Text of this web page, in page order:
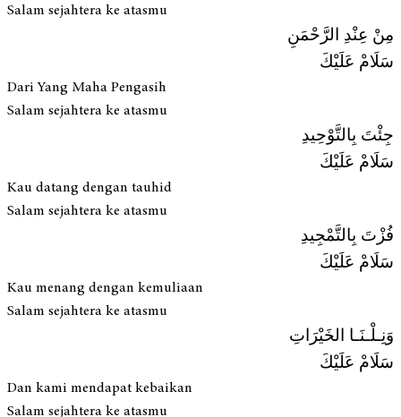
Salam sejahtera ke atasmu
مِنْ عِنْدِ الرَّحْمَنِ
سَلَامْ عَلَيْكَ
Dari Yang Maha Pengasih
Salam sejahtera ke atasmu
جِئْتَ بِالتَّوْحِيدِ
سَلَامْ عَلَيْكَ
Kau datang dengan tauhid
Salam sejahtera ke atasmu
فُزْتَ بِالتَّمْجِيدِ
سَلَامْ عَلَيْكَ
Kau menang dengan kemuliaan
Salam sejahtera ke atasmu
وَنِـلْـنَـا الخَيْرَاتِ
سَلَامْ عَلَيْكَ
Dan kami mendapat kebaikan
Salam sejahtera ke atasmu